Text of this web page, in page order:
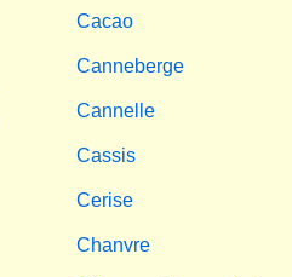
Cacao
Canneberge
Cannelle
Cassis
Cerise
Chanvre